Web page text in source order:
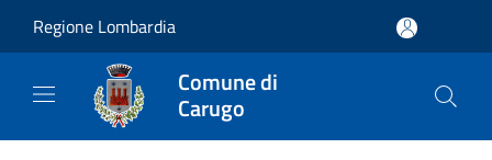
Regione Lombardia
Comune di
Carugo